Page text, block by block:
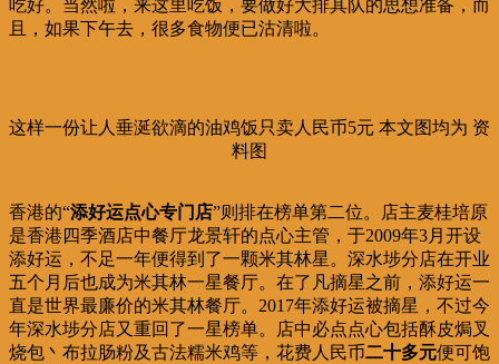
吃好。当然啦，来这里吃饭，要做好大排其队的思想准备，而
且，如果下午去，很多食物便已沽清啦。
这样一份让人垂涎欲滴的油鸡饭只卖人民币5元 本文图均为 资
料图
香港的“添好运点心专门店”则排在榜单第二位。店主麦桂培原
是香港四季酒店中餐厅龙景轩的点心主管，于2009年3月开设
添好运，不足一年便得到了一颗米其林星。深水埗分店在开业
五个月后也成为米其林一星餐厅。在了凡摘星之前，添好运一
直是世界最廉价的米其林餐厅。2017年添好运被摘星，不过今
年深水埗分店又重回了一星榜单。店中必点点心包括酥皮焗叉
烧包丶布拉肠粉及古法糯米鸡等，花费人民币二十多元便可饱